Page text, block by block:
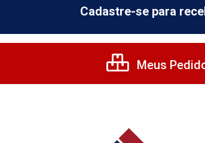
Cadastre-se para
Meus